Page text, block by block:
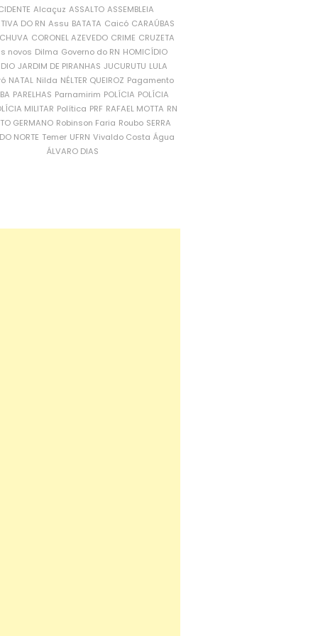
Alcaçuz ASSALTO ASSEMBLEIA
DO RN Assu BATATA Caicó CARAÚBAS
CORONEL AZEVEDO CRIME CRUZETA
novos Dilma Governo do RN HOMICÍDIO
JARDIM DE PIRANHAS JUCURUTU LULA
NATAL Nilda NÉLTER QUEIROZ Pagamento
PARELHAS Parnamirim POLÍCIA POLÍCIA
MILITAR Política PRF RAFAEL MOTTA RN
GERMANO Robinson Faria Roubo SERRA
NORTE Temer UFRN Vivaldo Costa Água
ÁLVARO DIAS